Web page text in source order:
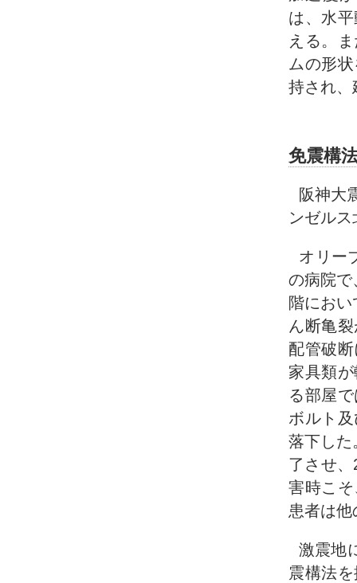
は、水
える。
ムの形
持され、
免震構
阪神大
ンゼル
オリー
の病院で
階にお
ん断亀
配管破
家具類
る部屋
ボルト
落下した
了させ
害時こ
患者は
激震地
震構法